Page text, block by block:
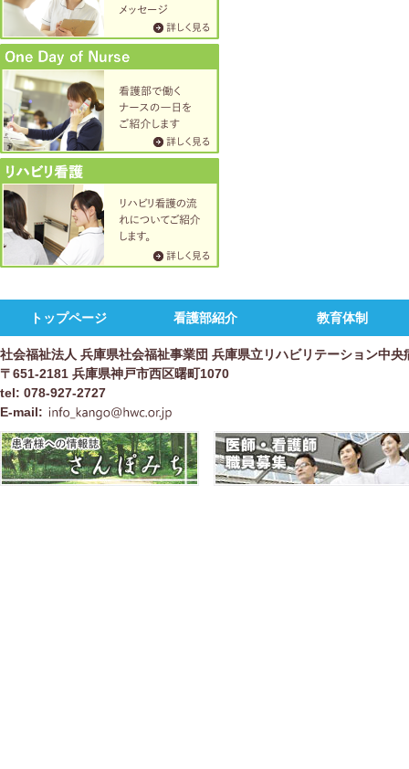
トップページ 看護部紹介 教育体制
社会福祉法人 兵庫県社会福祉事業団 兵庫県立リハビリテーション中央
〒651-2181 兵庫県神戸市西区曙町1070
tel: 078-927-2727
E-mail: